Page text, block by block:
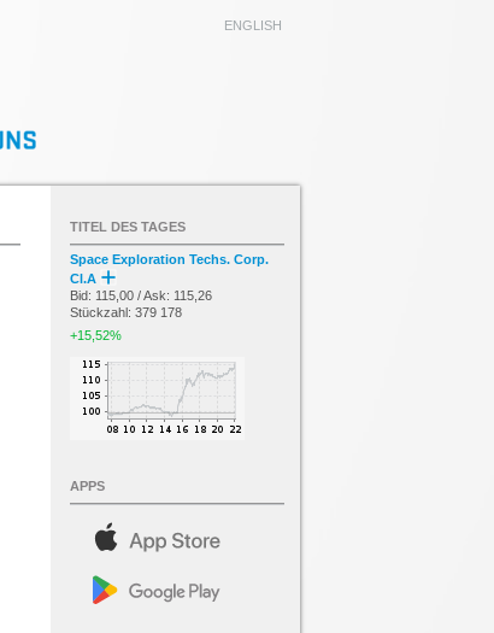
ENGLISH
TITEL DES TAGES
Space Exploration Techs. Corp.
Cl.A
Bid: 115,00 / Ask: 115,26
Stückzahl: 379 178
+15,52%
APPS